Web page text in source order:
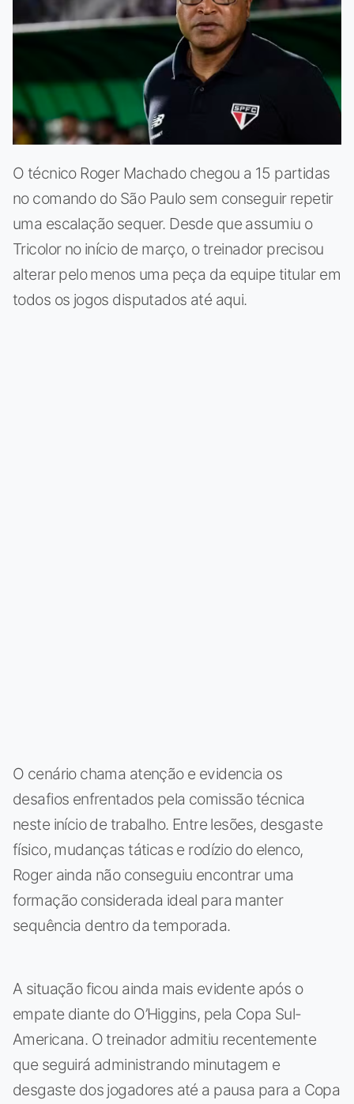
O técnico Roger Machado chegou a 15 partidas
no comando do São Paulo sem conseguir repetir
uma escalação sequer. Desde que assumiu o
Tricolor no início de março, o treinador precisou
alterar pelo menos uma peça da equipe titular em
todos os jogos disputados até aqui.
O cenário chama atenção e evidencia os
desafios enfrentados pela comissão técnica
neste início de trabalho. Entre lesões, desgaste
físico, mudanças táticas e rodízio do elenco,
Roger ainda não conseguiu encontrar uma
formação considerada ideal para manter
sequência dentro da temporada.
A situação ficou ainda mais evidente após o
empate diante do O’Higgins, pela Copa Sul-
Americana. O treinador admitiu recentemente
que seguirá administrando minutagem e
desgaste dos jogadores até a pausa para a Copa